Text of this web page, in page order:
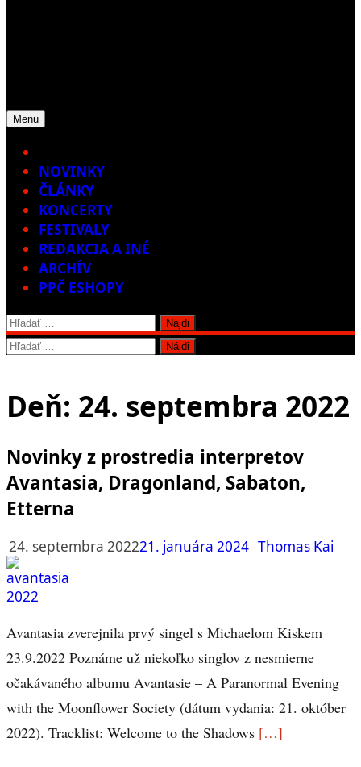
Menu
NOVINKY
ČLÁNKY
KONCERTY
FESTIVALY
REDAKCIA A INÉ
ARCHÍV
PPČ ESHOPY
Hľadať:
Hľadať:
Deň: 24. septembra 2022
Novinky z prostredia interpretov
Avantasia, Dragonland, Sabaton,
Etterna
24. septembra 202221. januára 2024 Thomas Kai
Avantasia zverejnila prvý singel s Michaelom Kiskem
23.9.2022 Poznáme už niekoľko singlov z nesmierne
očakávaného albumu Avantasie – A Paranormal Evening
with the Moonflower Society (dátum vydania: 21. október
2022). Tracklist: Welcome to the Shadows […]